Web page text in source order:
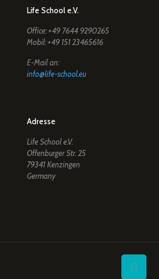
Life School e.V.
Office: +49 7644 9290265
Mobil: +49 151 23465616
E-Mail an:
info@life-school.eu
Adresse
Life School e.V.
Offenburger Str. 25
79341 Kenzingen
Germany